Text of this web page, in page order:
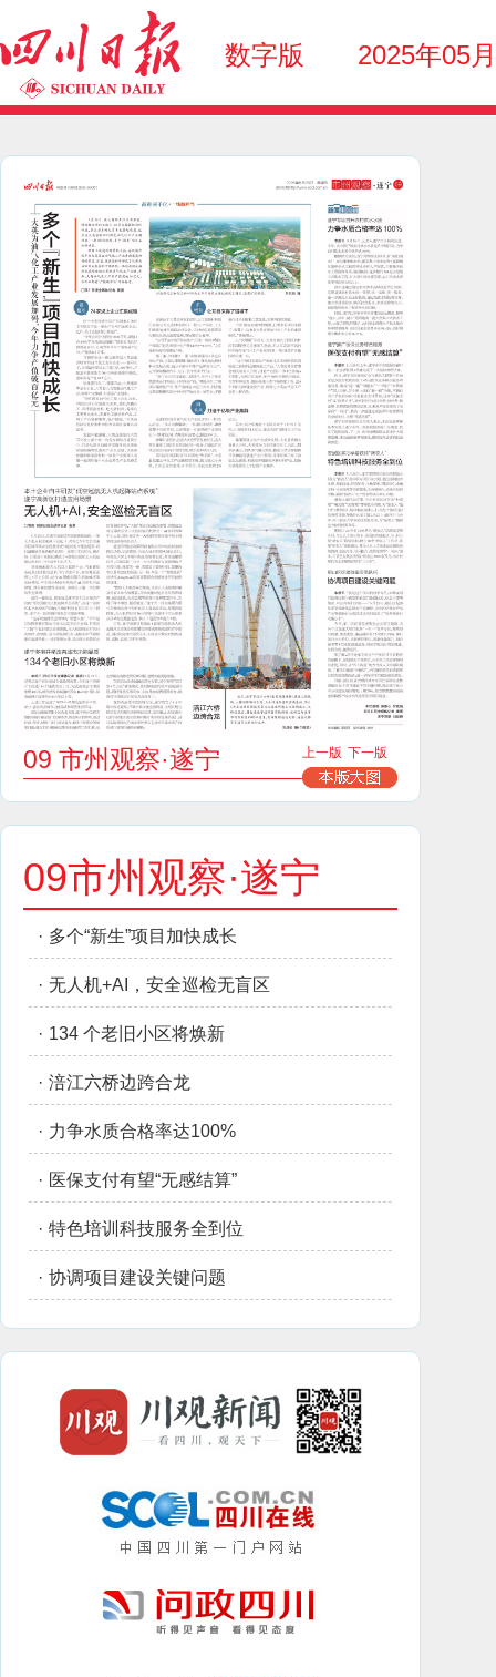
数字版 2025年05
09 市州观察·遂宁 上一版 下一版
09市州观察·遂宁
· 多个“新生”项目加快成长
· 无人机+AI，安全巡检无盲区
· 134 个老旧小区将焕新
· 涪江六桥边跨合龙
· 力争水质合格率达100%
· 医保支付有望“无感结算”
· 特色培训科技服务全到位
· 协调项目建设关键问题